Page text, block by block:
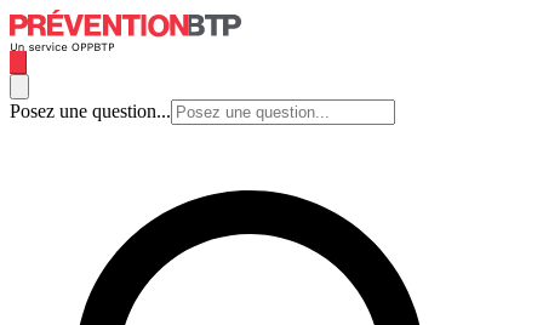
Posez une question...